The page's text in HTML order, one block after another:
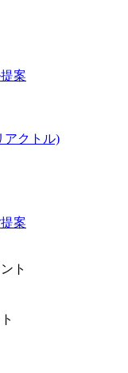
案
アクトル)
案
ト